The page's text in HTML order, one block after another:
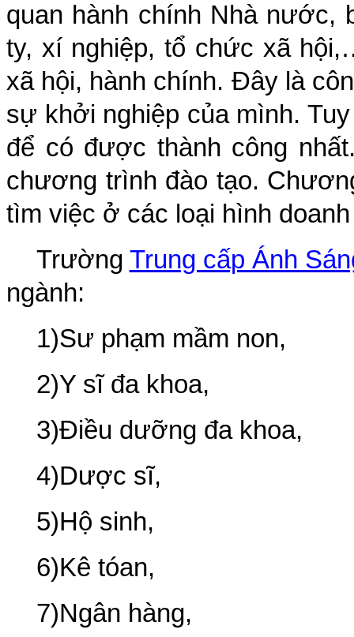
quan hành chính Nhà nước,
ty, xí nghiệp, tổ chức xã
xã hội, hành chính. Đây là
sự khởi nghiệp của mình.
để có được thành công
chương trình đào tạo.
tìm việc ở các loại hình
Trường Trung cấp Ánh
ngành:
1)Sư phạm mầm non,
2)Y sĩ đa khoa,
3)Điều dưỡng đa khoa,
4)Dược sĩ,
5)Hộ sinh,
6)Kê tóan,
7)Ngân hàng,